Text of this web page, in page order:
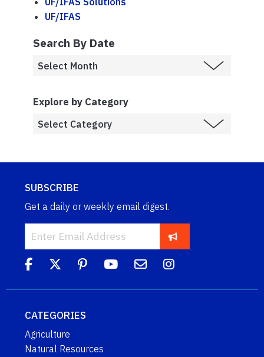
UF/IFAS
Search By Date
Explore by Category
SUBSCRIBE
Get a daily or weekly email digest.
CATEGORIES
Agriculture
Natural Resources